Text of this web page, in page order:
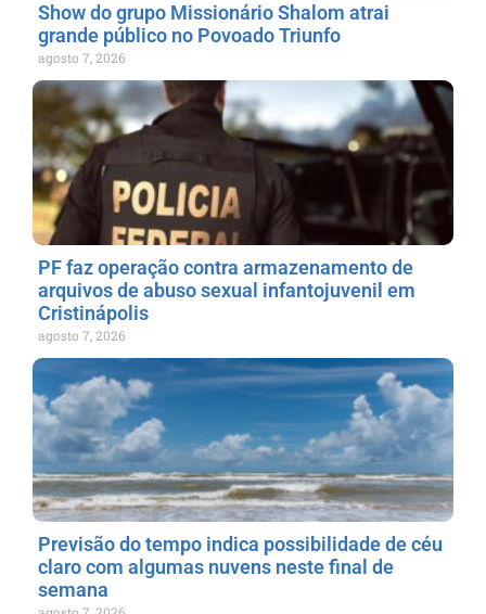
Show do grupo Missionário Shalom atrai
grande público no Povoado Triunfo
agosto 7, 2026
PF faz operação contra armazenamento de
arquivos de abuso sexual infantojuvenil em
Cristinápolis
agosto 7, 2026
Previsão do tempo indica possibilidade de céu
claro com algumas nuvens neste final de
semana